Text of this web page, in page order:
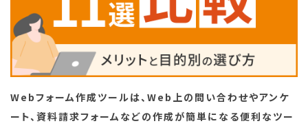
Webフォーム作成ツールは、Web上の問い合わせやアンケ
ート、資料請求フォームなどの作成が簡単になる便利なツー